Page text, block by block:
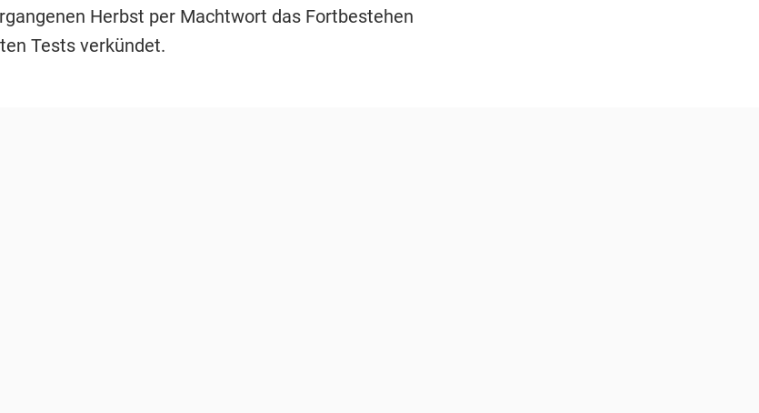
Herbst per Machtwort das Fortbestehen
Tests verkündet.